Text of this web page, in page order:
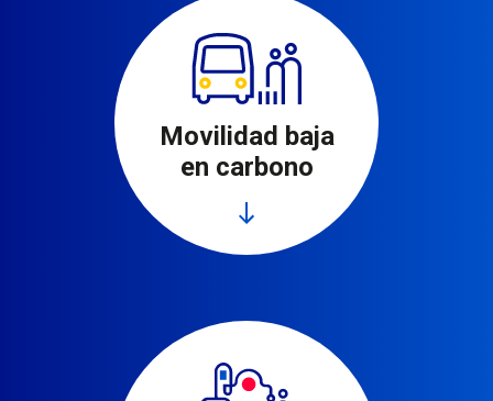
Movilidad baja
en carbono
Leer más